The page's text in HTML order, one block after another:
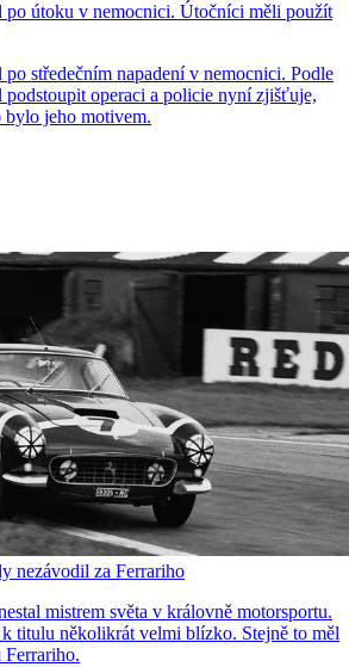
po útoku v nemocnici. Útočníci měli použít
středečním napadení v nemocnici. Podle
podstoupit operaci a policie nyní zjišťuje,
bylo jeho motivem.
nezávodil za Ferrariho
mistrem světa v královně motorsportu.
titulu několikrát velmi blízko. Stejně to měl
Ferrariho.